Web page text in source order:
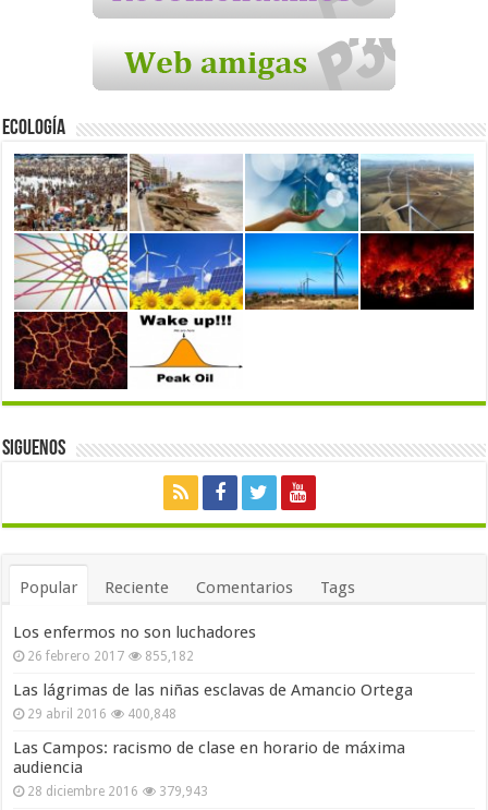
Ecología
Siguenos
Popular Reciente Comentarios Tags
Los enfermos no son luchadores
26 febrero 2017 855,182
Las lágrimas de las niñas esclavas de Amancio Ortega
29 abril 2016 400,848
Las Campos: racismo de clase en horario de máxima
audiencia
28 diciembre 2016 379,943